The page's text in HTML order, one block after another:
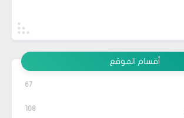
أقسام الموقع
67
108